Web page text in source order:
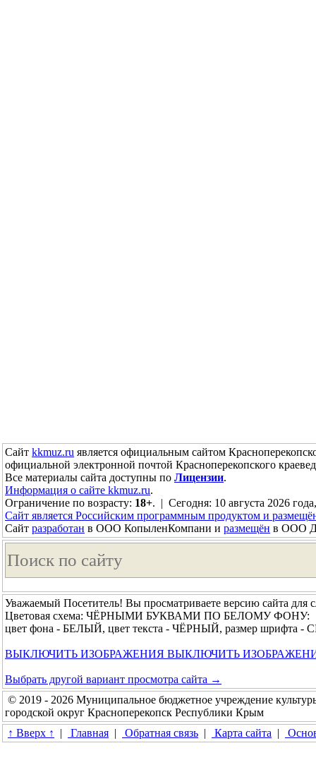
Сайт kkmuz.ru является официальным сайтом
официальной электронной почтой Красноперекопского
Все материалы сайта доступны по Лицензии.
Информация о сайте kkmuz.ru.
Ограничение по возрасту: 18+. | Сегодня: 10 августа 2026
Сайт является Российским программным продуктом и
Сайт разработан в ООО КопыленКомпани и размещён в ООО
Уважаемый Посетитель! Вы просматриваете версию сайта для
Цветовая схема: ЧЁРНЫМИ БУКВАМИ ПО БЕЛОМУ ФОНУ:
цвет фона - БЕЛЫЙ, цвет текста - ЧЁРНЫЙ, размер шрифта
ВЫКЛЮЧИТЬ ИЗОБРАЖЕНИЯ ВЫКЛЮЧИТЬ
Выбрать другой вариант просмотра сайта →
© 2019 - 2026 Муниципальное бюджетное учреждение
городской округ Красноперекопск Республики Крым
↑ Вверх ↑
| Главная | Обратная связь | Карта сайта |